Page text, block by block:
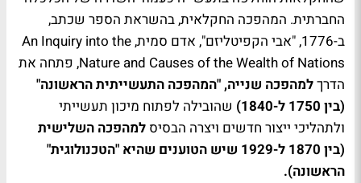
החברתית. המהפכה החקלאית, בהשראת הספר שכתב,
ב-1776, "אבי הקפיטליזם", אדם סמית, An Inquiry into the
Nature and Causes of the Wealth of Nations, פתחה את
הדרךלמהפכה שנייה, "המהפכה התעשייתית הראשונה"
(בין 1750 ל-1840)
שהובילה לפתוח מיכון תעשייתי
ולתהליכי ייצור חדשים ויצרה הבסיס למהפכה השלישית
(בין 1870 ל-1929 שיש הטוענים שהיא "הטכנולוגית"
הראשונה).